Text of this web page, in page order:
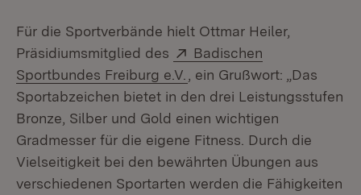
Für die Sportverbände hielt Ottmar Heiler,
Präsidiumsmitglied des
Extern:
Badischen
Sportbundes Freiburg e.V.
(Öffnet in neuem Fenster)
, ein Grußwort: „Das
Sportabzeichen bietet in den drei Leistungsstufen
Bronze, Silber und Gold einen wichtigen
Gradmesser für die eigene Fitness. Durch die
Vielseitigkeit bei den bewährten Übungen aus
verschiedenen Sportarten werden die Fähigkeiten